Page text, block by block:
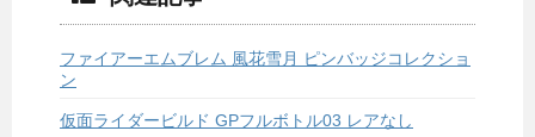
ファイアーエムブレム 風花雪月 ピンバッジコレクショ
ン
仮面ライダービルド GPフルボトル03 レアなし